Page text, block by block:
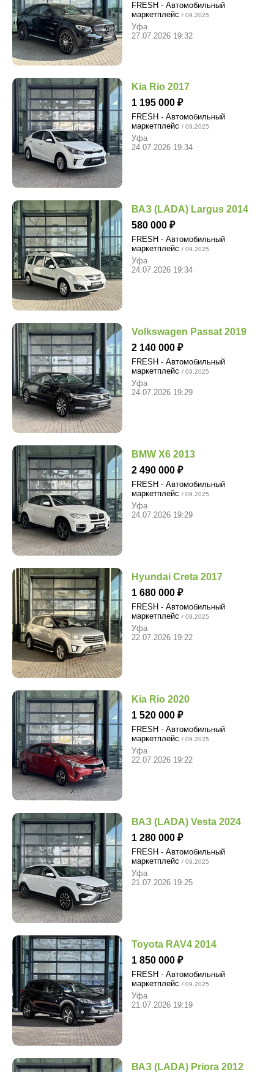
FRESH - Автомобильный
маркетплейс / 09.2025
Уфа
27.07.2026 19:32
Kia Rio 2017
1 195 000
FRESH - Автомобильный
маркетплейс / 09.2025
Уфа
24.07.2026 19:34
ВАЗ (LADA) Largus 2014
580 000
FRESH - Автомобильный
маркетплейс / 09.2025
Уфа
24.07.2026 19:34
Volkswagen Passat 2019
2 140 000
FRESH - Автомобильный
маркетплейс / 09.2025
Уфа
24.07.2026 19:29
BMW X6 2013
2 490 000
FRESH - Автомобильный
маркетплейс / 09.2025
Уфа
24.07.2026 19:29
Hyundai Creta 2017
1 680 000
FRESH - Автомобильный
маркетплейс / 09.2025
Уфа
22.07.2026 19:22
Kia Rio 2020
1 520 000
FRESH - Автомобильный
маркетплейс / 09.2025
Уфа
22.07.2026 19:22
ВАЗ (LADA) Vesta 2024
1 280 000
FRESH - Автомобильный
маркетплейс / 09.2025
Уфа
21.07.2026 19:25
Toyota RAV4 2014
1 850 000
FRESH - Автомобильный
маркетплейс / 09.2025
Уфа
21.07.2026 19:19
ВАЗ (LADA) Priora 2012